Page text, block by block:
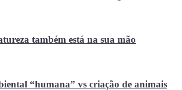
também está na sua mão
“humana” vs criação de animais